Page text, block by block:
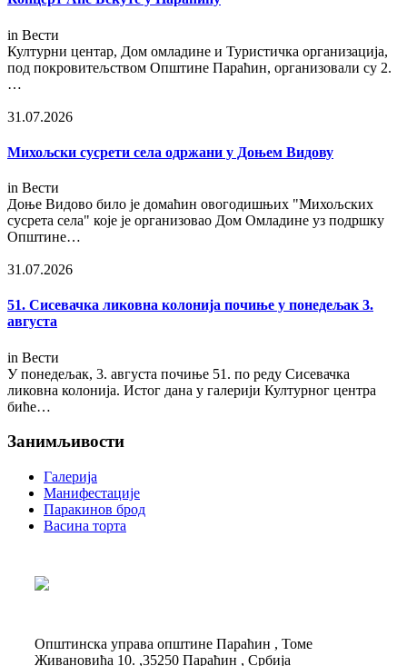
in Вести
Културни центар, Дом омладине и Туристичка организација,
под покровитељством Општине Параћин, организовали су 2.
…
31.07.2026
Михољски сусрети села одржани у Доњем Видову
in Вести
Доње Видово било је домаћин овогодишњих "Михољских
сусрета села" које је организовао Дом Омладине уз подршку
Општине…
31.07.2026
51. Сисевачка ликовна колонија почиње у понедељак 3.
августа
in Вести
У понедељак, 3. августа почиње 51. по реду Сисевачка
ликовна колонија. Истог дана у галерији Културног центра
биће…
Занимљивости
Галерија
Манифестације
Паракинов брод
Васина торта
Општинска управа општине Параћин , Томе
Живановића 10. ,35250 Параћин , Србија